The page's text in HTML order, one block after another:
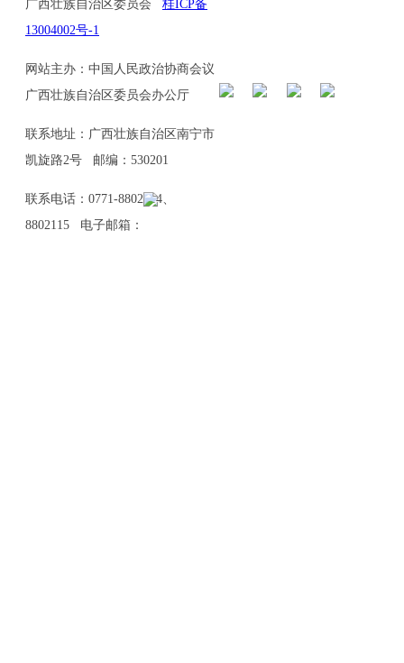
广西壮族自治区委员会 桂ICP备
13004002号-1
网站主办：中国人民政治协商会议
广西壮族自治区委员会办公厅
联系地址：广西壮族自治区南宁市
凯旋路2号 邮编：530201
联系电话：0771-8802114、
8802115 电子邮箱：